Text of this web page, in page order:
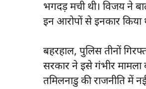
भगदड़ मची थी। विजय ने
इन आरोपों से इनकार किया
बहरहाल, पुलिस तीनों
सरकार ने इसे गंभीर मामला
तमिलनाडु की राजनीति में